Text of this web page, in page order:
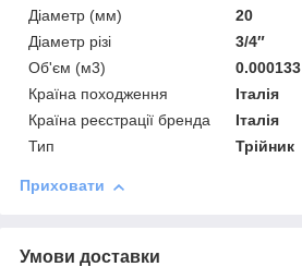
Діаметр (мм)
20
Діаметр різі
3/4″
Об'єм (м3)
0.000133
Країна походження
Італія
Країна реєстрації бренда
Італія
Тип
Трійник
Приховати
Умови доставки